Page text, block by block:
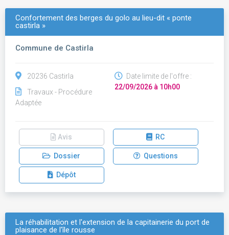
Confortement des berges du golo au lieu-dit « ponte
castirla »
Commune de Castirla
20236 Castirla
Travaux - Procédure
Adaptée
Date limite de l'offre :
22/09/2026 à 10h00
Avis RC
Dossier Questions
Dépôt
La réhabilitation et l'extension de la capitainerie du port de
plaisance de l'île rousse